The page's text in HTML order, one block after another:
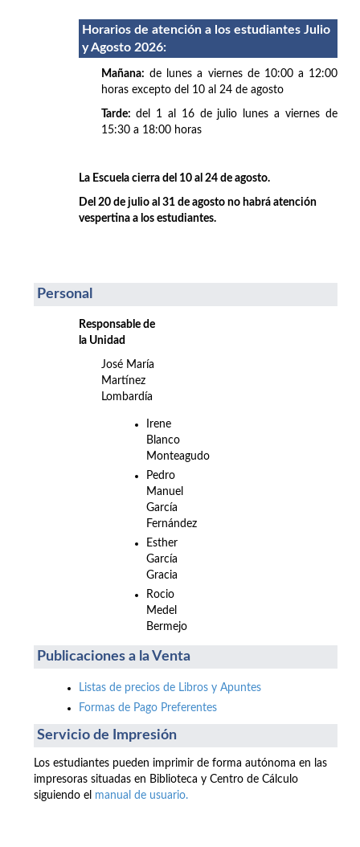
Horarios de atención a los estudiantes Julio
y Agosto 2026:
Mañana: de lunes a viernes de 10:00 a 12:00
horas excepto del 10 al 24 de agosto
Tarde: del 1 al 16 de julio lunes a viernes de
15:30 a 18:00 horas
La Escuela cierra del 10 al 24 de agosto.
Del 20 de julio al 31 de agosto no habrá atención
vespertina a los estudiantes.
Personal
Responsable de
la Unidad
José María
Martínez
Lombardía
Irene
Blanco
Monteagudo
Pedro
Manuel
García
Fernández
Esther
García
Gracia
Rocio
Medel
Bermejo
Publicaciones a la Venta
Listas de precios de Libros y Apuntes
Formas de Pago Preferentes
Servicio de Impresión
Los estudiantes pueden imprimir de forma autónoma en las
impresoras situadas en Biblioteca y Centro de Cálculo
siguiendo el manual de usuario.